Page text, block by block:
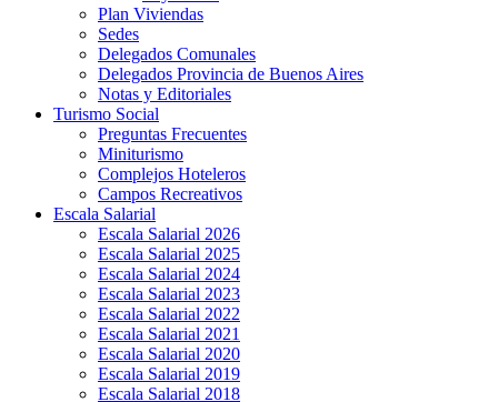
Plan Viviendas
Sedes
Delegados Comunales
Delegados Provincia de Buenos Aires
Notas y Editoriales
Turismo Social
Preguntas Frecuentes
Miniturismo
Complejos Hoteleros
Campos Recreativos
Escala Salarial
Escala Salarial 2026
Escala Salarial 2025
Escala Salarial 2024
Escala Salarial 2023
Escala Salarial 2022
Escala Salarial 2021
Escala Salarial 2020
Escala Salarial 2019
Escala Salarial 2018